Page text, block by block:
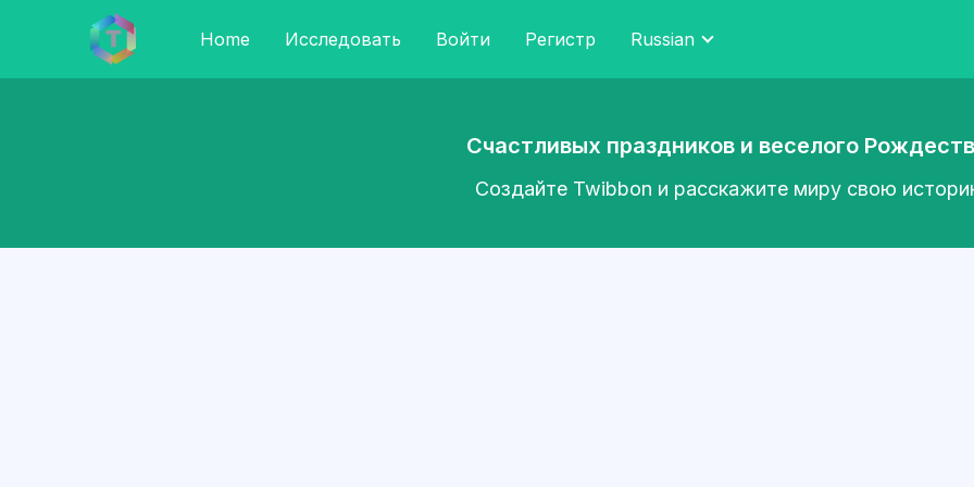
Home Исследовать Войти Регистр Russian
Счастливых праздников и веселого
Создайте Twibbon и расскажите миру свою